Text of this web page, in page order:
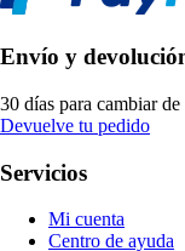
Envío y
30 días para cambiar
Devuelve tu pedido
Servicios
Mi cuenta
Centro de ayuda